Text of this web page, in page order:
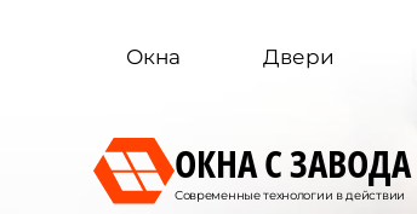
Окна Двери
ОКНА С ЗАВОДА
Современные технологии в действии